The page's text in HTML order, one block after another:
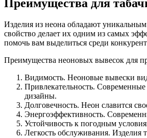
Преимущества для
Изделия из неона обладают
свойство делает их одним из самых
помочь вам выделиться среди
Преимущества неоновых вывесок для
Видимость. Неоновые вывески
Привлекательность.
дизайны.
Долговечность. Неон славится
Энергоэффективность.
Устойчивость к погодным
Легкость обслуживания. Изделия